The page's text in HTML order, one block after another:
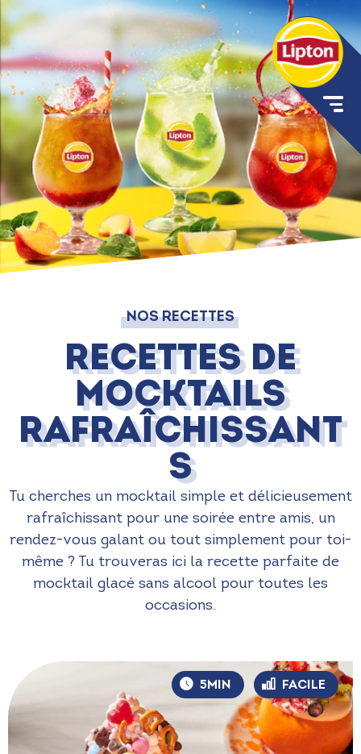
NOS RECETTES
Recettes de
mocktails
rafraîchissant
s
Tu cherches un mocktail simple et délicieusement
rafraîchissant pour une soirée entre amis, un
rendez-vous galant ou tout simplement pour toi-
même ? Tu trouveras ici la recette parfaite de
mocktail glacé sans alcool pour toutes les
occasions.
5MIN FACILE